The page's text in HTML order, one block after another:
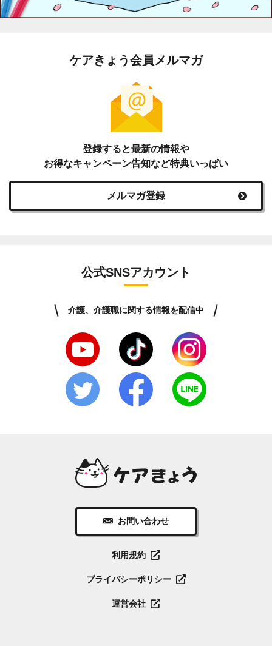
ケアきょう会員メルマガ
登録すると最新の情報や
お得なキャンペーン告知など特典いっぱい
メルマガ登録
公式SNSアカウント
介護、介護職に関する情報を配信中
お問い合わせ
利用規約
プライバシーポリシー
運営会社